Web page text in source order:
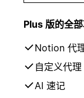
Plus 版的全部
Notion 代
自定义代理
AI 速记